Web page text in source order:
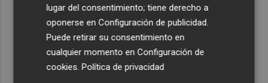
lugar del consentimiento; tiene derecho a
oponerse enConfiguración de publicidad.
Puede retirar su consentimiento en
cualquier momento enConfiguración de
cookies.Política de privacidad